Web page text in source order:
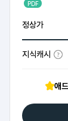
PDF
정상가
지식캐시
애